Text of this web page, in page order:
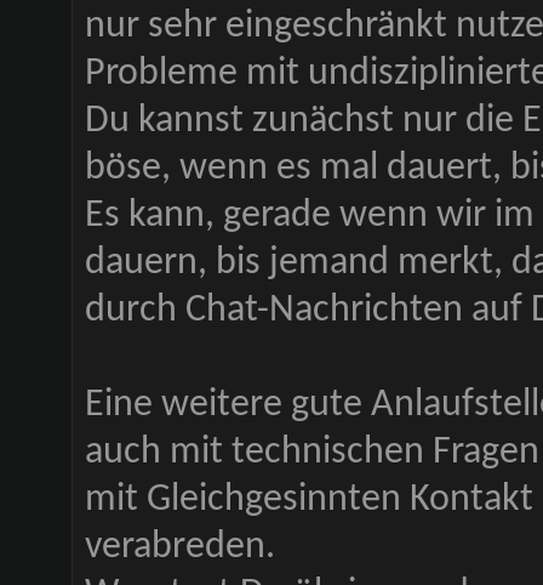
nur sehr eingeschränkt
Probleme mit
Du kannst zunächst nur die
böse, wenn es mal dauert,
Es kann, gerade wenn wir
dauern, bis jemand merkt,
durch Chat-Nachrichten auf
Eine weitere gute
auch mit technischen
mit Gleichgesinnten
verabreden.